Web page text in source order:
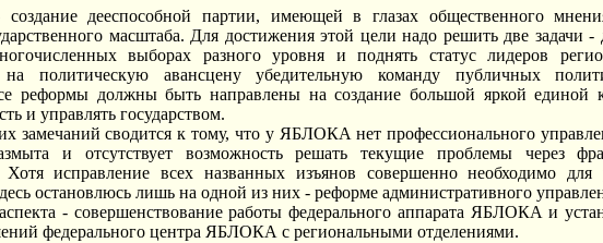
дееспособной партии, имеющей в глазах общественного
масштаба. Для достижения этой цели надо решить две задачи -
выборах разного уровня и поднять статус лидеров
на политическую авансцену убедительную команду публичных
реформы должны быть направлены на создание большой яркой единой
и управлять государством.
замечаний сводится к тому, что у ЯБЛОКА нет профессионального
и отсутствует возможность решать текущие проблемы через
Хотя исправление всех названных изъянов совершенно необходимо для
остановлюсь лишь на одной из них - реформе административного
- совершенствование работы федерального аппарата ЯБЛОКА и
федерального центра ЯБЛОКА с региональными отделениями.